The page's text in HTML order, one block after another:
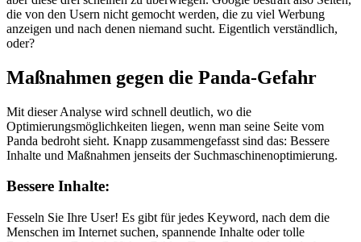
die von den Usern nicht gemocht werden, die zu viel Werbung
anzeigen und nach denen niemand sucht. Eigentlich verständlich,
oder?
Maßnahmen gegen die Panda-Gefahr
Mit dieser Analyse wird schnell deutlich, wo die
Optimierungsmöglichkeiten liegen, wenn man seine Seite vom
Panda bedroht sieht. Knapp zusammengefasst sind das: Bessere
Inhalte und Maßnahmen jenseits der Suchmaschinenoptimierung.
Bessere Inhalte:
Fesseln Sie Ihre User! Es gibt für jedes Keyword, nach dem die
Menschen im Internet suchen, spannende Inhalte oder tolle